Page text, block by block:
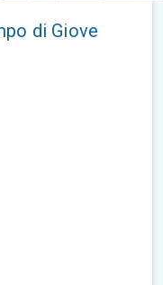
di Giove